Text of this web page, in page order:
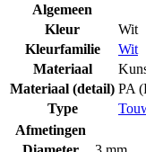
Algemeen
Kleur
Wit
Kleurfamilie
Wit
Materiaal
Materiaal (detail) PA
Type
Afmetingen